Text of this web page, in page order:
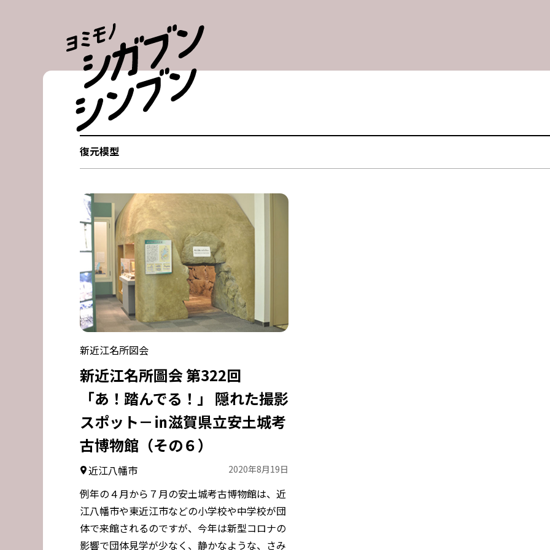
復元模型
新近江名所図会
新近江名所圖会 第322回
「あ！踏んでる！」 隠れた撮影
スポット－㏌滋賀県立安土城考
古博物館（その６）
近江八幡市 2020年8月19日
例年の４月から７月の安土城考古博物館は、近
江八幡市や東近江市などの小学校や中学校が団
体で来館されるのですが、今年は新型コロナの
影響で団体見学が少なく、静かなような、さみ